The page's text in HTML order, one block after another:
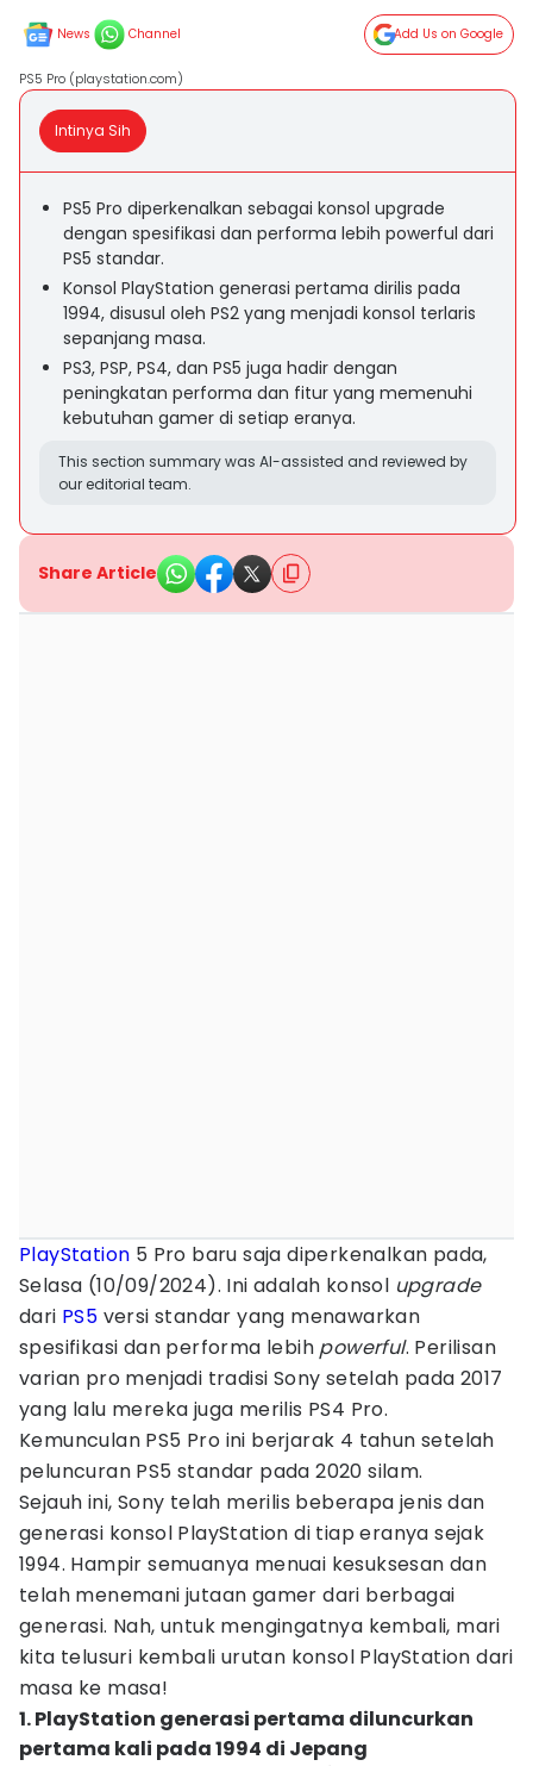
News Channel Add Us on Google
PS5 Pro (playstation.com)
Intinya Sih
PS5 Pro diperkenalkan sebagai konsol upgrade
dengan spesifikasi dan performa lebih powerful dari
PS5 standar.
Konsol PlayStation generasi pertama dirilis pada
1994, disusul oleh PS2 yang menjadi konsol terlaris
sepanjang masa.
PS3, PSP, PS4, dan PS5 juga hadir dengan
peningkatan performa dan fitur yang memenuhi
kebutuhan gamer di setiap eranya.
This section summary was AI-assisted and reviewed by
our editorial team.
Share Article
PlayStation 5 Pro baru saja diperkenalkan pada,
Selasa (10/09/2024). Ini adalah konsol upgrade
dari PS5 versi standar yang menawarkan
spesifikasi dan performa lebih powerful. Perilisan
varian pro menjadi tradisi Sony setelah pada 2017
yang lalu mereka juga merilis PS4 Pro.
Kemunculan PS5 Pro ini berjarak 4 tahun setelah
peluncuran PS5 standar pada 2020 silam.
Sejauh ini, Sony telah merilis beberapa jenis dan
generasi konsol PlayStation di tiap eranya sejak
1994. Hampir semuanya menuai kesuksesan dan
telah menemani jutaan gamer dari berbagai
generasi. Nah, untuk mengingatnya kembali, mari
kita telusuri kembali urutan konsol PlayStation dari
masa ke masa!
1. PlayStation generasi pertama diluncurkan
pertama kali pada 1994 di Jepang